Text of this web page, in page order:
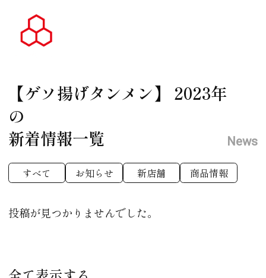
【ゲソ揚げタンメン】 2023年
の
新着情報一覧
News
すべて お知らせ 新店舗 商品情報
投稿が見つかりませんでした。